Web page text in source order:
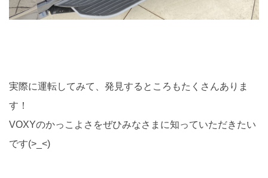
実際に運転してみて、発見するところもたくさんありま
す！
VOXYのかっこよさをぜひみなさまに知っていただきたい
です(>_<)